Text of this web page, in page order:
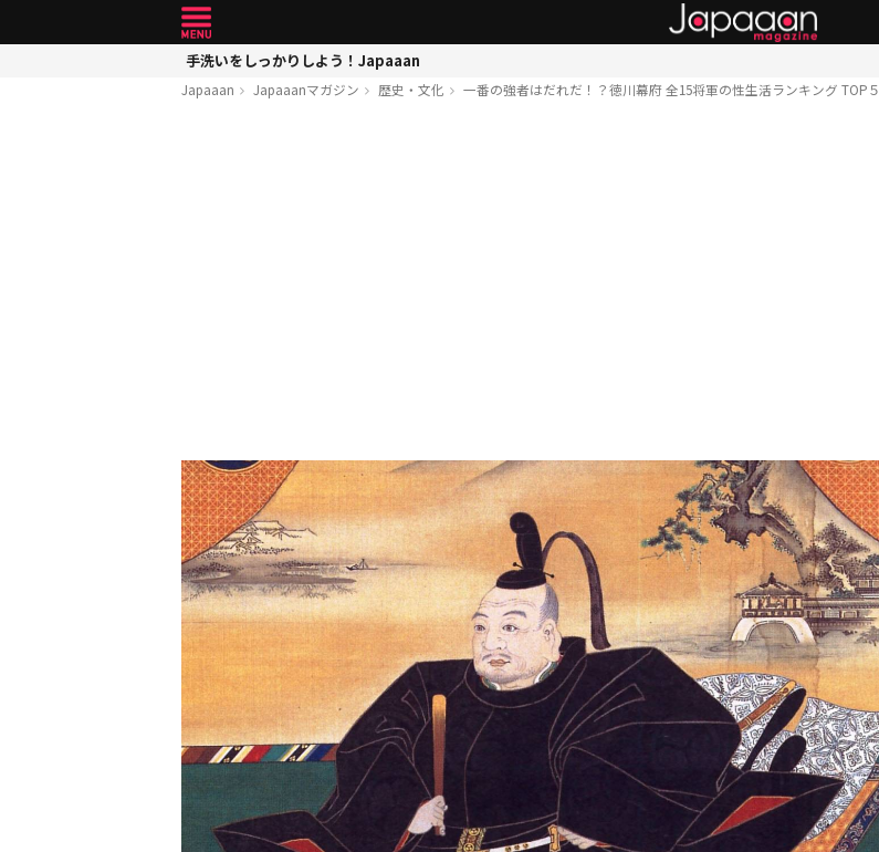
手洗いをしっかりしよう！Japaaan
Japaaan Japaaanマガジン 歴史・文化 一番の強者はだれだ！？徳川幕府 全15将軍の性生活ランキング TOP５